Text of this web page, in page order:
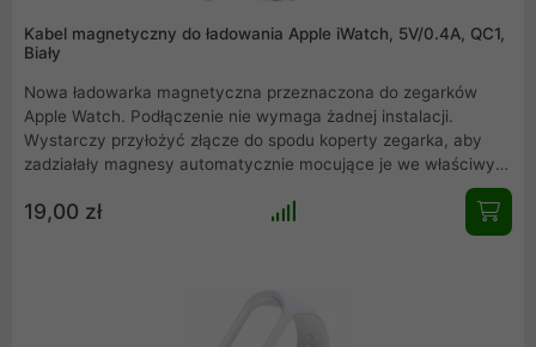
Kabel magnetyczny do ładowania Apple iWatch, 5V/0.4A, QC1,
Biały
Nowa ładowarka magnetyczna przeznaczona do zegarków
Apple Watch. Podłączenie nie wymaga żadnej instalacji.
Wystarczy przyłożyć złącze do spodu koperty zegarka, aby
zadziałały magnesy automatycznie mocujące je we właściwym
bezpiecznie naładują nasze urządzenie. Wyróżnia się prostym,
a zarazem nowoczesnym designem, dzięki czemu idealnie
19,00 zł